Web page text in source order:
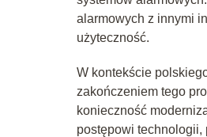
alarmowych z innymi
użyteczność.
W kontekście
zakończeniem tego
konieczność
postępowi technologii,